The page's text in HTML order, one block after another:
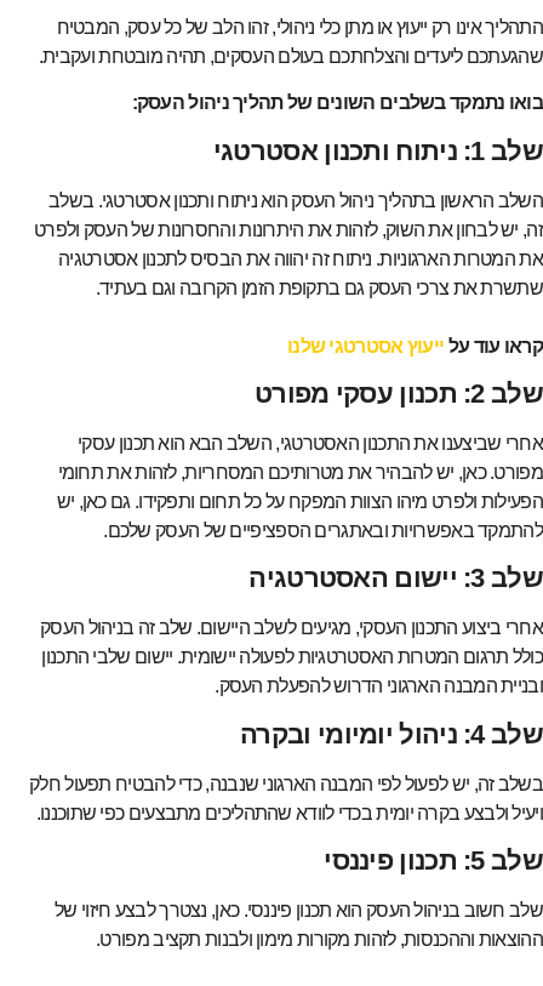
התהליך אינו רק ייעוץ או מתן כלי ניהולי, זהו הלב של כל עסק, המבטיח
שהגעתכם ליעדים והצלחתכם בעולם העסקים, תהיה מובטחת ועקבית.
בואו נתמקד בשלבים השונים של תהליך ניהול העסק:
שלב 1: ניתוח ותכנון אסטרטגי
השלב הראשון בתהליך ניהול העסק הוא ניתוח ותכנון אסטרטגי. בשלב
זה, יש לבחון את השוק, לזהות את היתרונות והחסרונות של העסק ולפרט
את המטרות הארגוניות. ניתוח זה יהווה את הבסיס לתכנון אסטרטגיה
שתשרת את צרכי העסק גם בתקופת הזמן הקרובה וגם בעתיד.
קראו עוד על ייעוץ אסטרטגי שלנו
שלב 2: תכנון עסקי מפורט
אחרי שביצענו את התכנון האסטרטגי, השלב הבא הוא תכנון עסקי
מפורט. כאן, יש להבהיר את מטרותיכם המסחריות, לזהות את תחומי
הפעילות ולפרט מיהו הצוות המפקח על כל תחום ותפקידו. גם כאן, יש
להתמקד באפשרויות ובאתגרים הספציפיים של העסק שלכם.
שלב 3: יישום האסטרטגיה
אחרי ביצוע התכנון העסקי, מגיעים לשלב היישום. שלב זה בניהול העסק
כולל תרגום המטרות האסטרטגיות לפעולה יישומית. יישום שלבי התכנון
ובניית המבנה הארגוני הדרוש להפעלת העסק.
שלב 4: ניהול יומיומי ובקרה
בשלב זה, יש לפעול לפי המבנה הארגוני שנבנה, כדי להבטיח תפעול חלק
ויעיל ולבצע בקרה יומית בכדי לוודא שהתהליכים מתבצעים כפי שתוכננו.
שלב 5: תכנון פיננסי
שלב חשוב בניהול העסק הוא תכנון פיננסי. כאן, נצטרך לבצע חיזוי של
ההוצאות וההכנסות, לזהות מקורות מימון ולבנות תקציב מפורט.